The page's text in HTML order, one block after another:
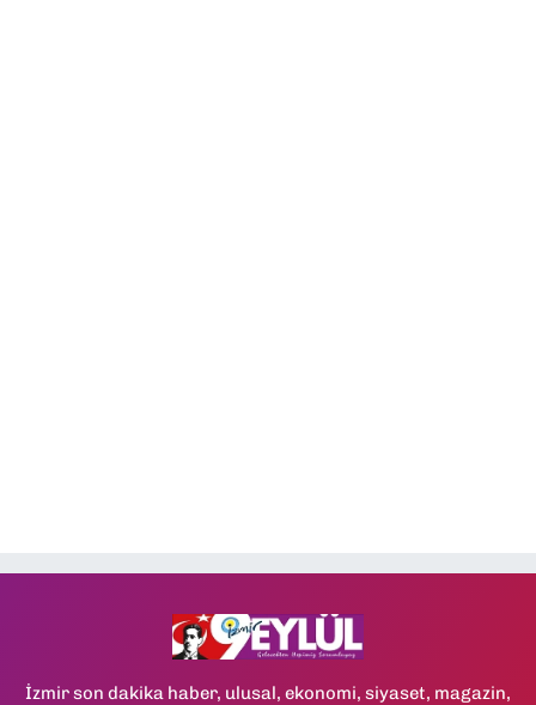
İzmir son dakika haber, ulusal, ekonomi, siyaset, magazin,